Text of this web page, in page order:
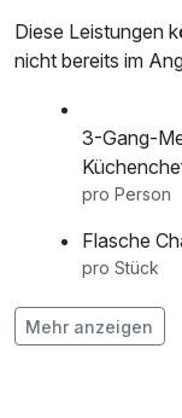
Diese Leistungen
nicht bereits im
3-Gang-
pro Person
Flasche
pro Stück
Flasche
pro Stück
Mehr anzeigen